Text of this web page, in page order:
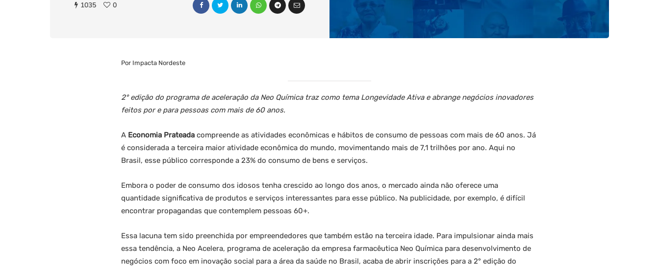
1035 0
Por Impacta Nordeste
2° edição do programa de aceleração da Neo Química traz como tema Longevidade Ativa e abrange negócios inovadores
feitos por e para pessoas com mais de 60 anos.
A Economia Prateada compreende as atividades econômicas e hábitos de consumo de pessoas com mais de 60 anos. Já
é considerada a terceira maior atividade econômica do mundo, movimentando mais de 7,1 trilhões por ano. Aqui no
Brasil, esse público corresponde a 23% do consumo de bens e serviços.
Embora o poder de consumo dos idosos tenha crescido ao longo dos anos, o mercado ainda não oferece uma
quantidade significativa de produtos e serviços interessantes para esse público. Na publicidade, por exemplo, é difícil
encontrar propagandas que contemplem pessoas 60+.
Essa lacuna tem sido preenchida por empreendedores que também estão na terceira idade. Para impulsionar ainda mais
essa tendência, a Neo Acelera, programa de aceleração da empresa farmacêutica Neo Química para desenvolvimento de
negócios com foco em inovação social para a área da saúde no Brasil, acaba de abrir inscrições para a 2° edição do